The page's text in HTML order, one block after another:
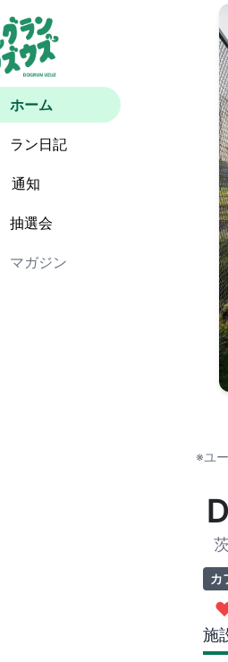
ホーム
ラン日記
通知
抽選会
マガジン
※ユ
カ
施